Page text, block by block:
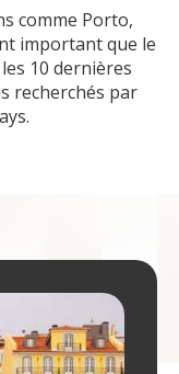
comme Porto,
important que le
10 dernières
recherchés par